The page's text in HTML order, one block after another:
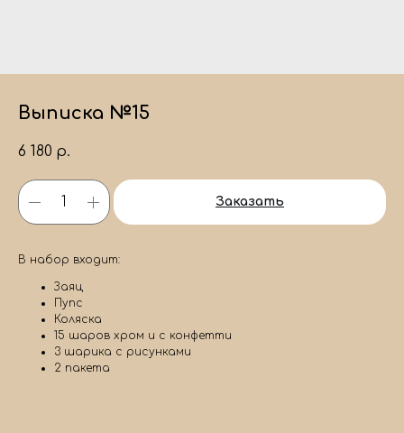
Выписка №15
6 180 р.
Заказать
В набор входит:
Заяц
Пупс
Коляска
15 шаров хром и с конфетти
3 шарика с рисунками
2 пакета